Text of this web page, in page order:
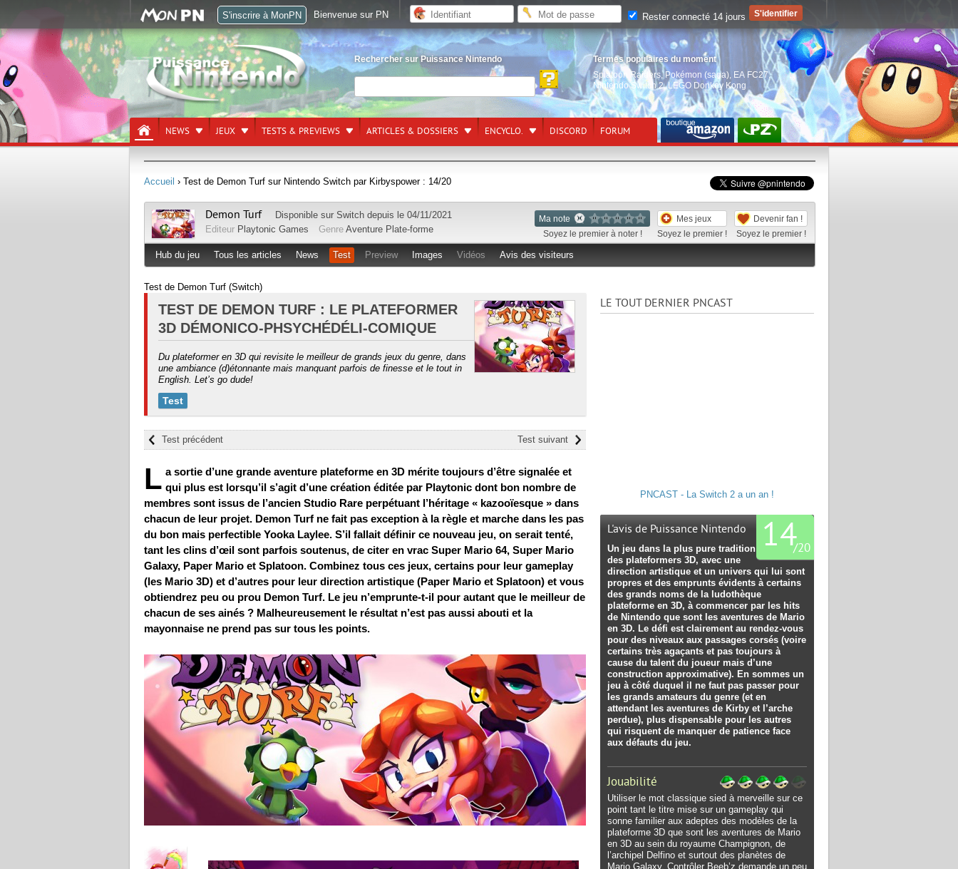
Rechercher sur Puissance Nintendo
Termes populaires du moment
Splatoon Raiders, Pokémon (saga) EA FC27,
Nintendo Switch 2,LEGO Donkey Kong
NEWS JEUX TESTS & PREVIEWS ARTICLES & DOSSIERS ENCYCLO. DISCORD FORUM
Accueil › Test de Demon Turf sur Nintendo Switch par Kirbyspower : 14/20
Ma note
Soyez le premier à noter !
Mes jeux
Soyez le premier !
Devenir fan !
Soyez le premier !
Demon Turf Disponible sur Switch depuis le 04/11/2021
Editeur Playtonic Games Genre Aventure Plate-forme
Hub du jeu Tous les articles News Test Preview Images Vidéos Avis des visiteurs
Test de Demon Turf (Switch)
TEST DE DEMON TURF : LE PLATEFORMER
3D DÉMONICO-PHSYCHÉDÉLI-COMIQUE
Du plateformer en 3D qui revisite le meilleur de grands jeux du genre, dans
une ambiance (d)étonnante mais manquant parfois de finesse et le tout in
English. Let’s go dude!
Test
Test suivant
Test précédent
L a sortie d’une grande aventure plateforme en 3D mérite toujours d’être signalée et
qui plus est lorsqu’il s’agit d’une création éditée par Playtonic dont bon nombre de
membres sont issus de l’ancien Studio Rare perpétuant l’héritage « kazooïesque » dans
chacun de leur projet. Demon Turf ne fait pas exception à la règle et marche dans les pas
du bon mais perfectible Yooka Laylee. S’il fallait définir ce nouveau jeu, on serait tenté,
tant les clins d’œil sont parfois soutenus, de citer en vrac Super Mario 64, Super Mario
Galaxy, Paper Mario et Splatoon. Combinez tous ces jeux, certains pour leur gameplay
(les Mario 3D) et d’autres pour leur direction artistique (Paper Mario et Splatoon) et vous
obtiendrez peu ou prou Demon Turf. Le jeu n’emprunte-t-il pour autant que le meilleur de
chacun de ses ainés ? Malheureusement le résultat n’est pas aussi abouti et la
mayonnaise ne prend pas sur tous les points.
LE TOUT DERNIER PNCAST
PNCAST - La Switch 2 a un an !
14
/20
L'avis de Puissance Nintendo
Un jeu dans la plus pure tradition
des plateformers 3D, avec une
direction artistique et un univers qui lui sont
propres et des emprunts évidents à certains
des grands noms de la ludothèque
plateforme en 3D, à commencer par les hits
de Nintendo que sont les aventures de Mario
en 3D. Le défi est clairement au rendez-vous
pour des niveaux aux passages corsés (voire
certains très agaçants et pas toujours à
cause du talent du joueur mais d’une
construction approximative). En sommes un
jeu à côté duquel il ne faut pas passer pour
les grands amateurs du genre (et en
attendant les aventures de Kirby et l’arche
perdue), plus dispensable pour les autres
qui risquent de manquer de patience face
aux défauts du jeu.
Jouabilité
Utiliser le mot classique sied à merveille sur ce
point tant le titre mise sur un gameplay qui
sonne familier aux adeptes des modèles de la
plateforme 3D que sont les aventures de Mario
en 3D au sein du royaume Champignon, de
l’archipel Delfino et surtout des planètes de
Mario Galaxy. Contrôler Beeb’z demande un peu
S'inscrire à MonPN Bienvenue sur PN Rester connecté 14 jours